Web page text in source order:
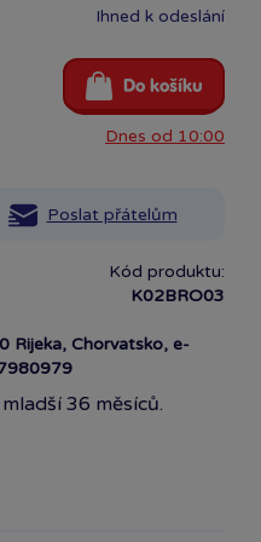
Ihned k odeslání
Do košíku
Dnes od 10:00
Poslat přátelům
Kód produktu:
K02BRO03
Rijeka, Chorvatsko, e-
36 měsíců.
vdechnuty nebo